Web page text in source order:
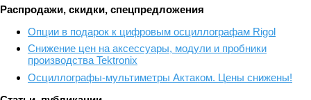
Распродажи, скидки, спецпредложения
Опции в подарок к цифровым осциллографам Rigol
Снижение цен на аксессуары, модули и пробники
производства Tektronix
Осциллографы-мультиметры Актаком. Цены снижены!